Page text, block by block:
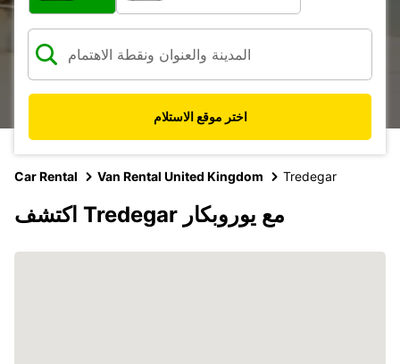
اختر موقع الاستلام
Car Rental Van Rental United Kingdom Tredegar
اكتشف Tredegar مع يوروبكار